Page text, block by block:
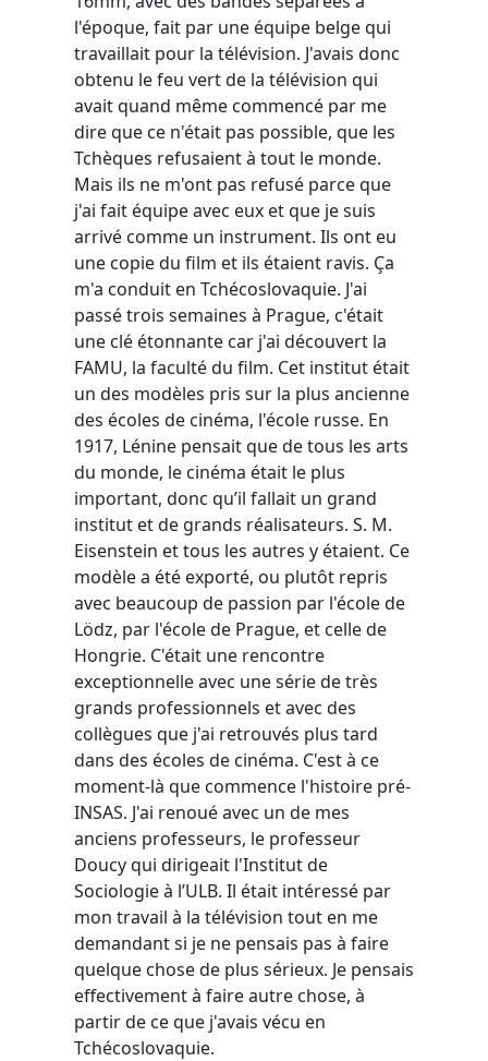
l'époque, fait par une équipe belge qui
travaillait pour la télévision. J'avais donc
obtenu le feu vert de la télévision qui
avait quand même commencé par me
dire que ce n'était pas possible, que les
Tchèques refusaient à tout le monde.
Mais ils ne m'ont pas refusé parce que
j'ai fait équipe avec eux et que je suis
arrivé comme un instrument. Ils ont eu
une copie du film et ils étaient ravis. Ça
m'a conduit en Tchécoslovaquie. J'ai
passé trois semaines à Prague, c'était
une clé étonnante car j'ai découvert la
FAMU, la faculté du film. Cet institut était
un des modèles pris sur la plus ancienne
des écoles de cinéma, l'école russe. En
1917, Lénine pensait que de tous les arts
du monde, le cinéma était le plus
important, donc qu’il fallait un grand
institut et de grands réalisateurs. S. M.
Eisenstein et tous les autres y étaient. Ce
modèle a été exporté, ou plutôt repris
avec beaucoup de passion par l'école de
Lödz, par l'école de Prague, et celle de
Hongrie. C'était une rencontre
exceptionnelle avec une série de très
grands professionnels et avec des
collègues que j'ai retrouvés plus tard
dans des écoles de cinéma. C'est à ce
moment-là que commence l'histoire pré-
INSAS. J'ai renoué avec un de mes
anciens professeurs, le professeur
Doucy qui dirigeait l'Institut de
Sociologie à l’ULB. Il était intéressé par
mon travail à la télévision tout en me
demandant si je ne pensais pas à faire
quelque chose de plus sérieux. Je pensais
effectivement à faire autre chose, à
partir de ce que j'avais vécu en
Tchécoslovaquie.